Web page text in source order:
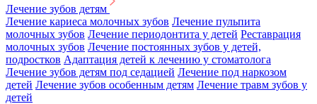
Лечение зубов детям
Лечение кариеса молочных зубов Лечение пульпита
молочных зубов Лечение периодонтита у детей Реставрация
молочных зубов Лечение постоянных зубов у детей,
подростков Адаптация детей к лечению у стоматолога
Лечение зубов детям под седацией Лечение под наркозом
детей Лечение зубов особенным детям Лечение травм зубов у
детей